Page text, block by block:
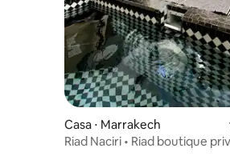
Casa ⋅ Marrakech
Riad Naciri • Riad boutique